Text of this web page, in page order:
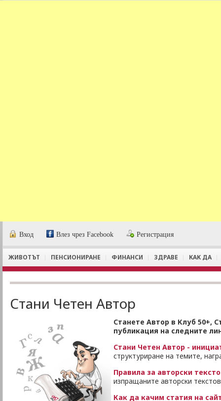
Вход Влез чрез Facebook Регистрация
ЖИВОТЪТ ПЕНСИОНИРАНЕ ФИНАНСИ ЗДРАВЕ КАК ДА
Стани Четен Автор
Станете Автор в Клуб 50+,
публикация на следните
Стани Четен Автор -
структуриране на темите,
Правила за авторски
изпращаните авторски
Как да качим статия на